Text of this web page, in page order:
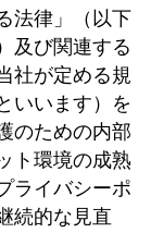
法律」（以下
及び関連する
社が定める規
いいます）を
のための内部
ト環境の成熟
ライバシーポ
続的な見直